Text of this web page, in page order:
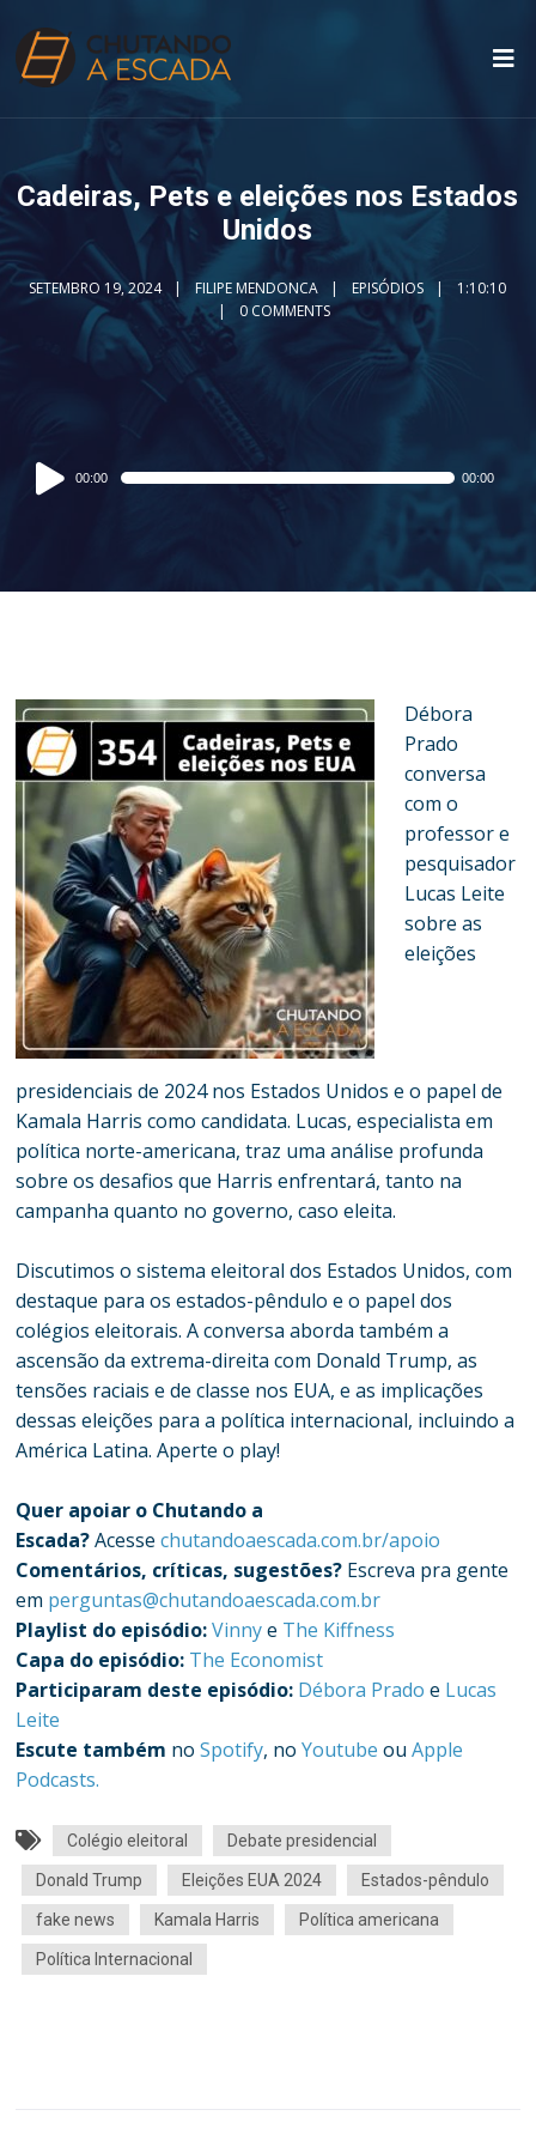
Cadeiras, Pets e eleições nos Estados
Unidos
SETEMBRO 19, 2024 FILIPE MENDONCA EPISÓDIOS
1:10:10
0 COMMENTS
Audio
Player
00:00 00:00
Débora
Prado
conversa
com o
professor e
pesquisador
Lucas Leite
sobre as
eleições
presidenciais de 2024 nos Estados Unidos e o papel de
Kamala Harris como candidata. Lucas, especialista em
política norte-americana, traz uma análise profunda
sobre os desafios que Harris enfrentará, tanto na
campanha quanto no governo, caso eleita.
Discutimos o sistema eleitoral dos Estados Unidos, com
destaque para os estados-pêndulo e o papel dos
colégios eleitorais. A conversa aborda também a
ascensão da extrema-direita com Donald Trump, as
tensões raciais e de classe nos EUA, e as implicações
dessas eleições para a política internacional, incluindo a
América Latina. Aperte o play!
Quer apoiar o Chutando a
Escada?Acessechutandoaescada.com.br/apoio
Comentários, críticas, sugestões? Escreva pra gente
em perguntas@chutandoaescada.com.br
Playlist do episódio:Vinnye The Kiffness
Capa do episódio: The Economist
Participaram deste episódio: Débora Prado e Lucas
Leite
Escute também noSpotify, noYoutube ouApple
Podcasts.
Colégio eleitoral Debate presidencial
Donald Trump Eleições EUA 2024 Estados-pêndulo
fake news Kamala Harris Política americana
Política Internacional